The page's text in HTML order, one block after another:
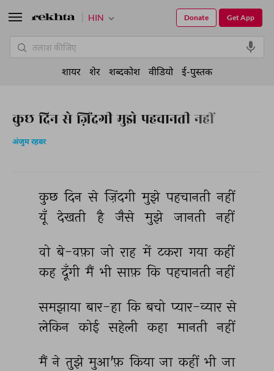
कुछ दिन से ज़िंदगी मुझे पहचानती नहीं
अंजुम रहबर
कुछ दिन से ज़िंदगी मुझे पहचानती नहीं
यूँ
देखती है जैसे मुझे जानती नहीं
वो बे-वफ़ा जो राह में टकरा गया कहीं
कह दूँगी मैं भी साफ़ कि पहचानती नहीं
समझाया बार-हा कि बचो प्यार-व्यार से
लेकिन कोई सहेली कहा मानती नहीं
मैं ने तुझे मुआ'फ़ किया जा कहीं भी जा
HIN Get App
Donate
शायर शेर शब्दकोश वीडियो ई-पुस्तक